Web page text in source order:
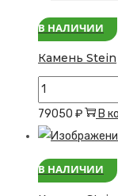
lys
с
подсветкой
В НАЛИЧИИ
Камень Stein
Количество
товара
Камень
79050 ₽ В
В НАЛИЧИИ